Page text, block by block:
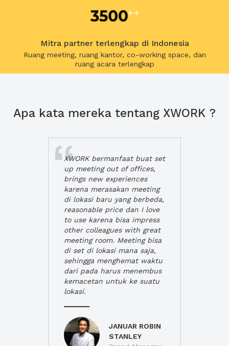
Mitra partner terlengkap di Indonesia
Ruang meeting, ruang kantor, co-working space, dan
ruang acara terlengkap
Apa kata mereka tentang XWORK ?
XWORK bermanfaat buat set
up meeting out of offices,
brings new experiences
karena merasakan meeting
di lokasi baru yang berbeda,
reasonable price dan I love
to use karena bisa impress
other colleagues with great
meeting room. Meeting bisa
di set di lokasi mana saja,
sehingga menghemat waktu
dari pada harus menembus
kemacetan untuk ke suatu
lokasi.
JANUAR ROBIN
STANLEY